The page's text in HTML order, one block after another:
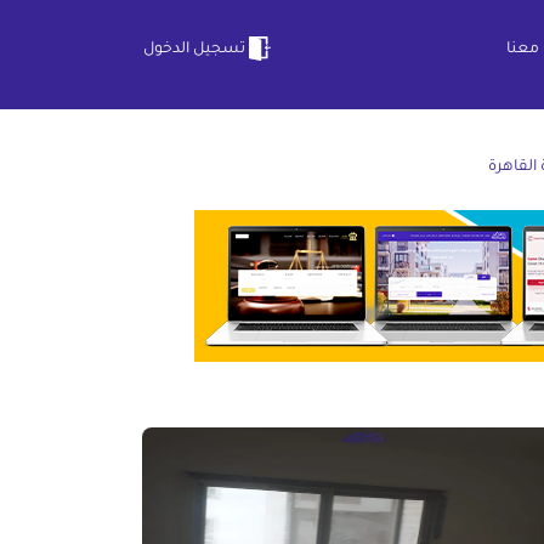
تسجيل الدخول